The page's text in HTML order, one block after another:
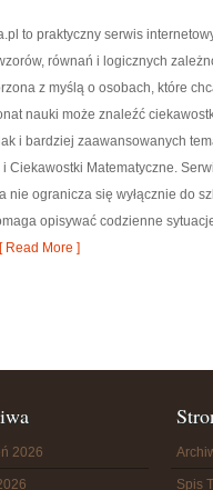
to praktyczny serwis
równań i logicznych
z myślą o osobach, które
nauki może znaleźć
i bardziej zaawansowanych
i Ciekawostki Matematyczne.
ogranicza się wyłącznie do
opisywać codzienne
[ Read More ]
2026
Spis